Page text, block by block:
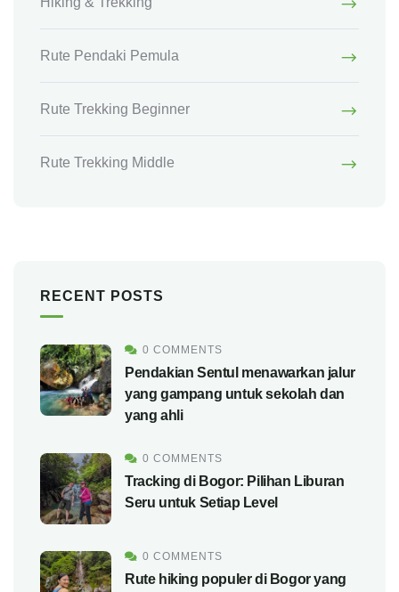
Rute Pendaki Pemula
Rute Trekking Beginner
Rute Trekking Middle
RECENT POSTS
0 COMMENTS
Pendakian Sentul menawarkan jalur
yang gampang untuk sekolah dan
yang ahli
0 COMMENTS
Tracking di Bogor: Pilihan Liburan
Seru untuk Setiap Level
0 COMMENTS
Rute hiking populer di Bogor yang